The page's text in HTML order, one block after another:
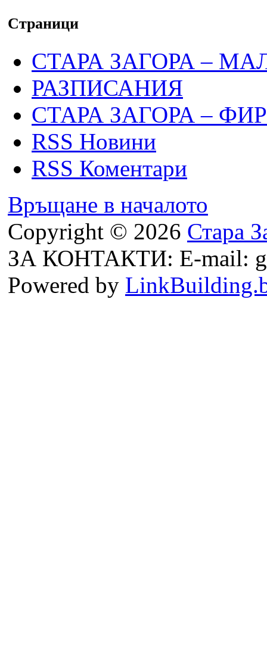
Страници
СТАРА ЗАГОРА –
РАЗПИСАНИЯ
СТАРА ЗАГОРА –
RSS Новини
RSS Коментари
Връщане в началото
Copyright © 2026 Стара
ЗА КОНТАКТИ: E-mail:
Powered by